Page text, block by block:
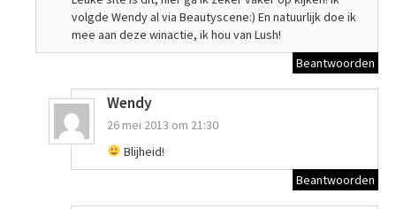
volgde Wendy al via Beautyscene:) En natuurlijk doe ik
mee aan deze winactie, ik hou van Lush!
Beantwoorden
Wendy
26 mei 2013 om 21:30
Blijheid!
Beantwoorden